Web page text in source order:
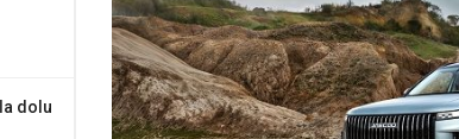
dolu